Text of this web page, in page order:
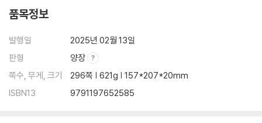
품목정보
발행일
2025년 02월 13일
판형
양장
쪽수, 무게, 크기
296쪽 | 621g | 157*207*20mm
ISBN13
9791197652585